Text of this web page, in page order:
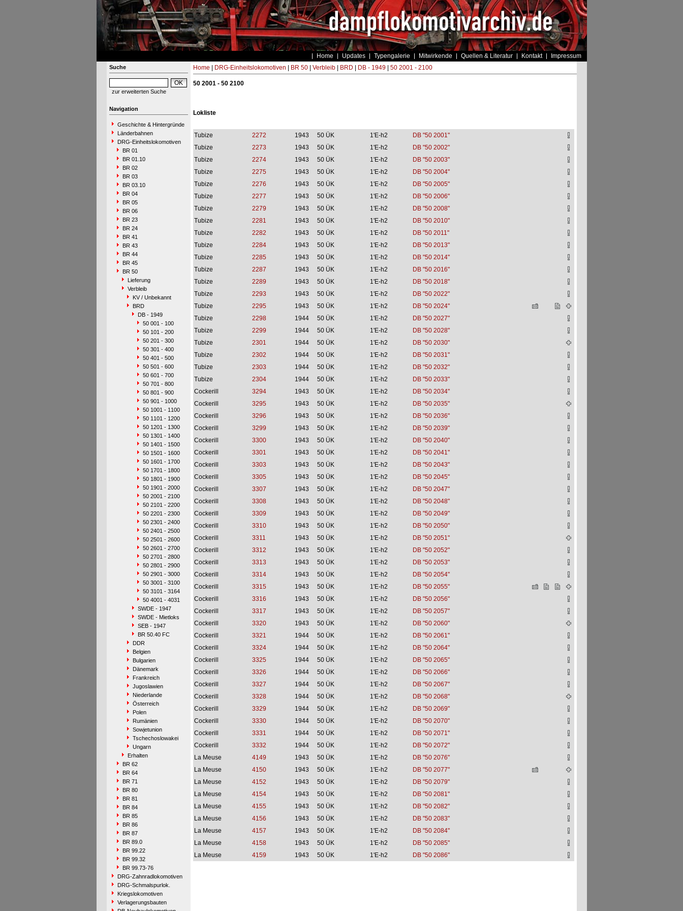
Home Updates Typengalerie Mitwirkende Quellen & Literatur Kontakt Impressum
Suche
zur erweiterten Suche
Navigation
Geschichte & Hintergründe
Länderbahnen
DRG-Einheitslokomotiven
BR 01
BR 01.10
BR 02
BR 03
BR 03.10
BR 04
BR 05
BR 06
BR 23
BR 24
BR 41
BR 43
BR 44
BR 45
BR 50
Lieferung
Verbleib
KV / Unbekannt
BRD
DB - 1949
50 001 - 100
50 101 - 200
50 201 - 300
50 301 - 400
50 401 - 500
50 501 - 600
50 601 - 700
50 701 - 800
50 801 - 900
50 901 - 1000
50 1001 - 1100
50 1101 - 1200
50 1201 - 1300
50 1301 - 1400
50 1401 - 1500
50 1501 - 1600
50 1601 - 1700
50 1701 - 1800
50 1801 - 1900
50 1901 - 2000
50 2001 - 2100
50 2101 - 2200
50 2201 - 2300
50 2301 - 2400
50 2401 - 2500
50 2501 - 2600
50 2601 - 2700
50 2701 - 2800
50 2801 - 2900
50 2901 - 3000
50 3001 - 3100
50 3101 - 3164
50 4001 - 4031
SWDE - 1947
SWDE - Mietloks
SEB - 1947
BR 50.40 FC
DDR
Belgien
Bulgarien
Dänemark
Frankreich
Jugoslawien
Niederlande
Österreich
Polen
Rumänien
Sowjetunion
Tschechoslowakei
Ungarn
Erhalten
BR 62
BR 64
BR 71
BR 80
BR 81
BR 84
BR 85
BR 86
BR 87
BR 89.0
BR 99.22
BR 99.32
BR 99.73-76
DRG-Zahnradlokomotiven
DRG-Schmalspurlok.
Kriegslokomotiven
Verlagerungsbauten
Home DRG-Einheitslokomotiven BR 50| Verbleib| BRD DB - 1949| 50 2001 - 2100
50 2001 - 50 2100
Lokliste
Tubize 2272 1943 50 ÜK 1'E-h2
DB "50 2001"
Tubize
2273 1943 50 ÜK 1'E-h2
DB "50 2002"
Tubize
2274 1943 50 ÜK 1'E-h2
DB "50 2003"
Tubize
2275 1943 50 ÜK 1'E-h2
DB "50 2004"
Tubize
2276 1943 50 ÜK 1'E-h2
DB "50 2005"
Tubize
2277 1943 50 ÜK 1'E-h2
DB "50 2006"
Tubize
2279 1943 50 ÜK 1'E-h2
DB "50 2008"
Tubize
2281 1943 50 ÜK 1'E-h2
DB "50 2010"
Tubize
2282 1943 50 ÜK 1'E-h2
DB "50 2011"
Tubize
2284 1943 50 ÜK 1'E-h2
DB "50 2013"
Tubize
2285 1943 50 ÜK 1'E-h2
DB "50 2014"
Tubize
2287 1943 50 ÜK 1'E-h2
DB "50 2016"
Tubize
2289 1943 50 ÜK 1'E-h2
DB "50 2018"
Tubize
2293 1943 50 ÜK 1'E-h2
DB "50 2022"
Tubize
2295 1943 50 ÜK 1'E-h2
DB "50 2024"
Tubize
2298 1944 50 ÜK 1'E-h2
DB "50 2027"
Tubize
2299 1944 50 ÜK 1'E-h2
DB "50 2028"
Tubize
2301 1944 50 ÜK 1'E-h2
DB "50 2030"
Tubize
2302 1944 50 ÜK 1'E-h2
DB "50 2031"
Tubize
2303 1944 50 ÜK 1'E-h2
DB "50 2032"
Tubize
2304 1944 50 ÜK 1'E-h2
DB "50 2033"
Cockerill
3294 1943 50 ÜK 1'E-h2
DB "50 2034"
Cockerill
3295 1943 50 ÜK 1'E-h2
DB "50 2035"
Cockerill
3296 1943 50 ÜK 1'E-h2
DB "50 2036"
Cockerill
3299 1943 50 ÜK 1'E-h2
DB "50 2039"
Cockerill
3300 1943 50 ÜK 1'E-h2
DB "50 2040"
Cockerill
3301 1943 50 ÜK 1'E-h2
DB "50 2041"
Cockerill
3303 1943 50 ÜK 1'E-h2
DB "50 2043"
Cockerill
3305 1943 50 ÜK 1'E-h2
DB "50 2045"
Cockerill
3307 1943 50 ÜK 1'E-h2
DB "50 2047"
Cockerill
3308 1943 50 ÜK 1'E-h2
DB "50 2048"
Cockerill
3309 1943 50 ÜK 1'E-h2
DB "50 2049"
Cockerill
3310 1943 50 ÜK 1'E-h2
DB "50 2050"
Cockerill
3311 1943 50 ÜK 1'E-h2
DB "50 2051"
Cockerill
3312 1943 50 ÜK 1'E-h2
DB "50 2052"
Cockerill
3313 1943 50 ÜK 1'E-h2
DB "50 2053"
Cockerill
3314 1943 50 ÜK 1'E-h2
DB "50 2054"
Cockerill
3315 1943 50 ÜK 1'E-h2
DB "50 2055"
Cockerill
3316 1943 50 ÜK 1'E-h2
DB "50 2056"
Cockerill
3317 1943 50 ÜK 1'E-h2
DB "50 2057"
Cockerill
3320 1943 50 ÜK 1'E-h2
DB "50 2060"
Cockerill
3321 1944 50 ÜK 1'E-h2
DB "50 2061"
Cockerill
3324 1944 50 ÜK 1'E-h2
DB "50 2064"
Cockerill
3325 1944 50 ÜK 1'E-h2
DB "50 2065"
Cockerill
3326 1944 50 ÜK 1'E-h2
DB "50 2066"
Cockerill
3327 1944 50 ÜK 1'E-h2
DB "50 2067"
Cockerill
3328 1944 50 ÜK 1'E-h2
DB "50 2068"
Cockerill
3329 1944 50 ÜK 1'E-h2
DB "50 2069"
Cockerill
3330 1944 50 ÜK 1'E-h2
DB "50 2070"
Cockerill
3331 1944 50 ÜK 1'E-h2
DB "50 2071"
Cockerill
3332 1944 50 ÜK 1'E-h2
DB "50 2072"
La Meuse
4149 1943 50 ÜK 1'E-h2
DB "50 2076"
La Meuse
4150 1943 50 ÜK 1'E-h2
DB "50 2077"
La Meuse
4152 1943 50 ÜK 1'E-h2
DB "50 2079"
La Meuse
4154 1943 50 ÜK 1'E-h2
DB "50 2081"
La Meuse
4155 1943 50 ÜK 1'E-h2
DB "50 2082"
La Meuse
4156 1943 50 ÜK 1'E-h2
DB "50 2083"
La Meuse
4157 1943 50 ÜK 1'E-h2
DB "50 2084"
La Meuse
4158 1943 50 ÜK 1'E-h2
DB "50 2085"
La Meuse
4159 1943 50 ÜK 1'E-h2 DB "50 2086"